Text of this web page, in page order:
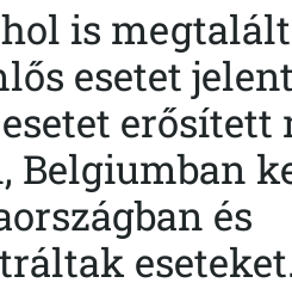
is
esetet
erősített
Belgiumban
és